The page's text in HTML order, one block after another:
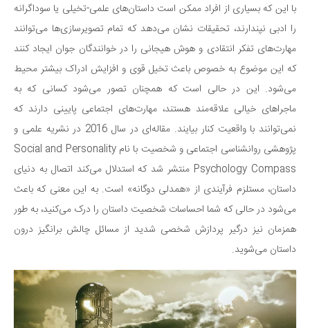
معماری
علمی
فناوری‌ها
نجوم و هوا فضا
زمین و محیط زیست
خودرو
سرگرمی
دانستنی‌ها
بازی
طنز
فال
مسابقه
اخبار
با این که بسیاری از افراد ممکن است داستان‌های علمی-تخیلی یا سوداگرانه
را ادبی نپندارند، تحقیقات نشان می‌دهد که تمام تصویرسازی‌ها می‌توانند
مهارت‌های تفکر انتقادی و هوش هیجانی را در خوانندگان جوان ایجاد کنند
که این موضوع به خصوص باعث تخیل قوی و افزایش ادراک بیشتر محیط
می‌شود. این در حالی است که همچنان تصور می‌شود کسانی که به
ماجراهای خیالی علاقه‌مند هستند، مهارت‌های اجتماعی پایینی دارند که
نمی‌توانند با واقعیت کنار بیایند. مقاله‌ای در سال 2016 در نشریه علمی و
پژوهشی روانشناسی اجتماعی و شخصیت با نام Social and Personality
Psychology Compass منتشر شد که استدلال می‌کند اتصال به دنیای
داستان، مستلزم فرآیندی از «همدلی دوگانه» است. به این معنی که باعث
می‌شود در حالی که شما احساسات شخصیت داستان را درک ‌می‌کنید، به طور
همزمان نیز درگیر پردازش شخصی شدید از مسائل چالش برانگیز درون
داستان می‌شوید.